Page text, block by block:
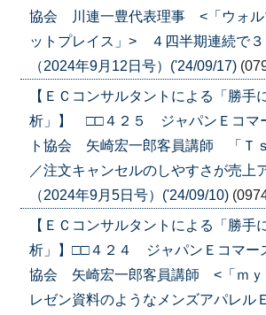
協会 川連一豊代表理事 <「ウォル
ットプレイス」> ４四半期連続で
（2024年9月12日号）('24/09/17)
【ＥＣコンサルタントによる「勝手
析」】 □□４２５ ジャパンＥコマ
ト協会 矢崎宏一郎客員講師 「Ｔｓ
／注文キャンセルのしやすさが売上
（2024年9月5日号）('24/09/10)
【ＥＣコンサルタントによる「勝手
析」】□□４２４ ジャパンＥコマー
協会 矢崎宏一郎客員講師 <「ｍ
レゼン資料のようなメンズアパレル